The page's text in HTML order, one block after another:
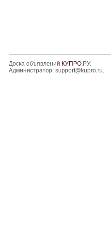
Доска объявлений КУПРО.РУ.
Администратор: support@kupro.ru.